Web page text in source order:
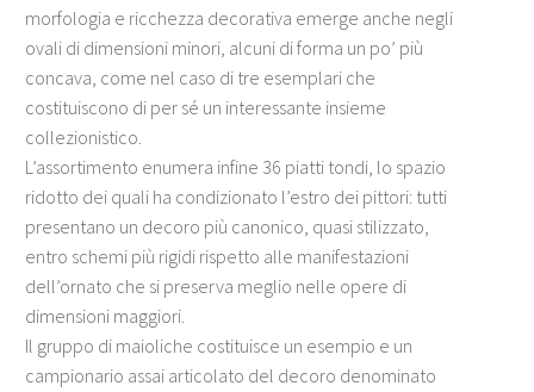
morfologia e ricchezza decorativa emerge anche negli
ovali di dimensioni minori, alcuni di forma un po’ più
concava, come nel caso di tre esemplari che
costituiscono di per sé un interessante insieme
collezionistico.
L’assortimento enumera infine 36 piatti tondi, lo spazio
ridotto dei quali ha condizionato l’estro dei pittori: tutti
presentano un decoro più canonico, quasi stilizzato,
entro schemi più rigidi rispetto alle manifestazioni
dell’ornato che si preserva meglio nelle opere di
dimensioni maggiori.
Il gruppo di maioliche costituisce un esempio e un
campionario assai articolato del decoro denominato